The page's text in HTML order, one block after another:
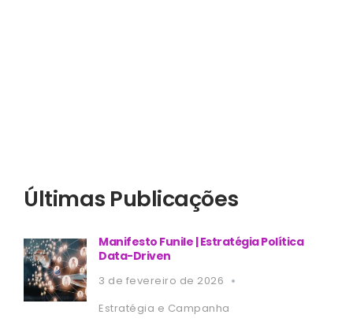
Últimas Publicações
Manifesto Funile | Estratégia Política
Data-Driven
3 de fevereiro de 2026
Estratégia e Campanha